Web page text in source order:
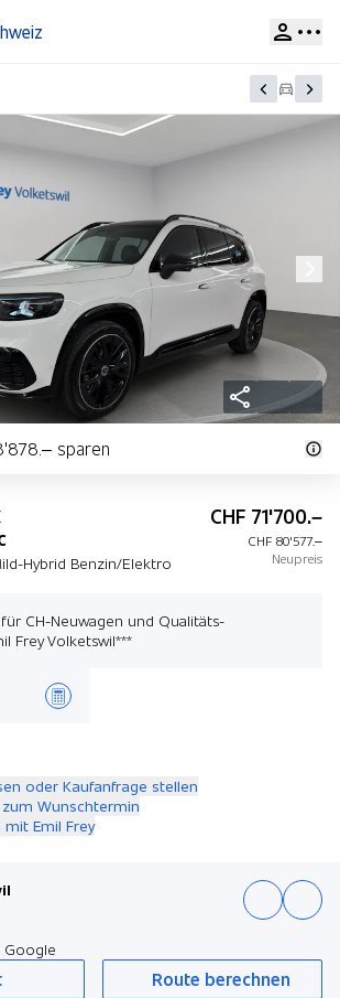
sparen
Hybrid Benzin/Elektro
CHF 71'700.–
CHF 80'577.–
Neupreis
CH-Neuwagen und Qualitäts-
Frey Volketswil***
oder Kaufanfrage stellen
Wunschtermin
Emil Frey
Google
Route berechnen